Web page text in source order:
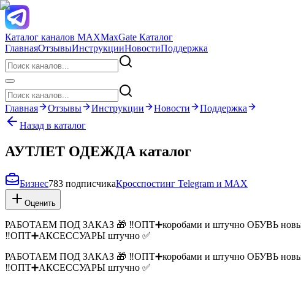
Каталог каналов MAXMaxGate Каталог
ГлавнаяОтзывыИнструкцииНовостиПоддержка
Главная Отзывы Инструкции Новости
Поддержка
Назад в каталог
АУТЛЕТ ОДЕЖДА каталог
Бизнес783 подписчикаКросспостинг Telegram и MAX
Оценить
РАБОТАЕМ ПОД ЗАКАЗ 🎁 ‼️ОПТ➕коробами и штучно ОБУВЬ новые
‼️ОПТ➕АКСЕССУАРЫ штучно ✅
РАБОТАЕМ ПОД ЗАКАЗ 🎁 ‼️ОПТ➕коробами и штучно ОБУВЬ новые
‼️ОПТ➕АКСЕССУАРЫ штучно ✅